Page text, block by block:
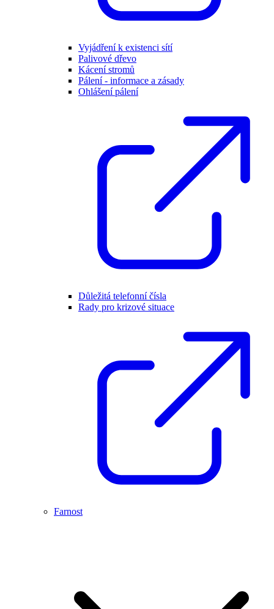
Vyjádření k existenci sítí
Palivové dřevo
Kácení stromů
Pálení - informace a zásady
Ohlášení pálení
Důležitá telefonní čísla
Rady pro krizové situace
Farnost